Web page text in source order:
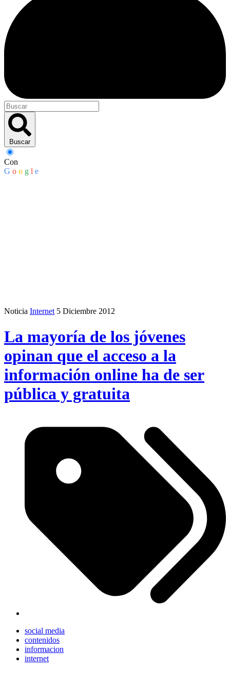
Buscar
Con
G o o g l e
Noticia Internet 5 Diciembre 2012
La mayoría de los jóvenes
opinan que el acceso a la
información online ha de ser
pública y gratuita
social media
contenidos
informacion
internet